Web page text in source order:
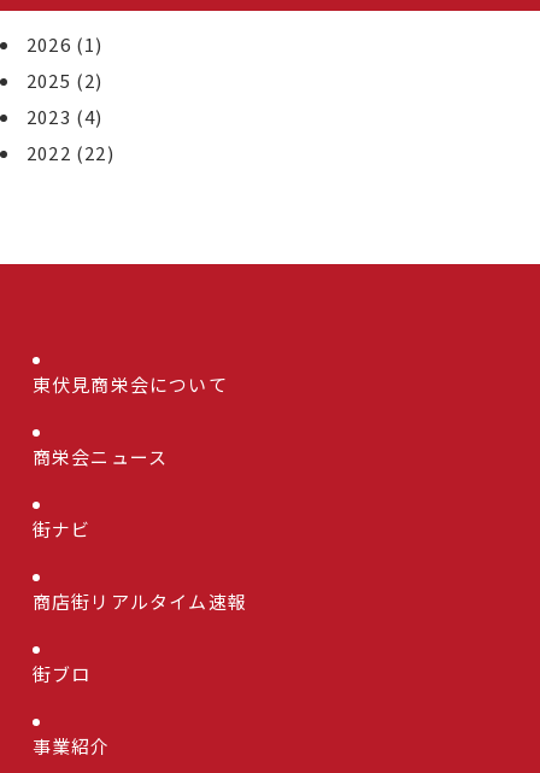
2026 (1)
2025 (2)
2023 (4)
2022 (22)
東伏見商栄会について
商栄会ニュース
街ナビ
商店街リアルタイム速報
街ブロ
事業紹介